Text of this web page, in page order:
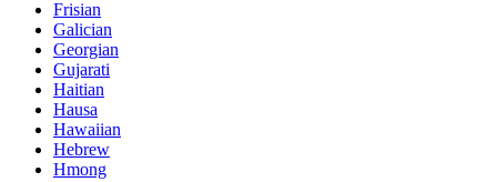
Frisian
Galician
Georgian
Gujarati
Haitian
Hausa
Hawaiian
Hebrew
Hmong